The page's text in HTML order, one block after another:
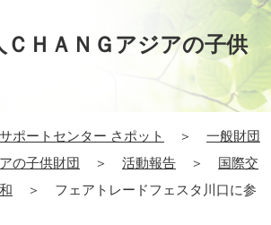
ＣＨＡＮＧアジアの子供
ポートセンター さポット ＞
一般財団
の子供財団
＞ 活動報告 ＞
国際交
＞
フェアトレードフェスタ川口に参